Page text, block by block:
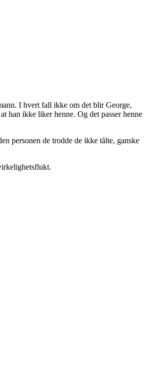
I hvert fall ikke om det blir George,
han ikke liker henne. Og det passer henne
personen de trodde de ikke tålte, ganske